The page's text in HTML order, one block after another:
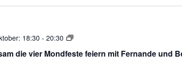
die vier Mondfeste feiern mit Fernande und
18:30 - 20:30
Gemeinsam
die